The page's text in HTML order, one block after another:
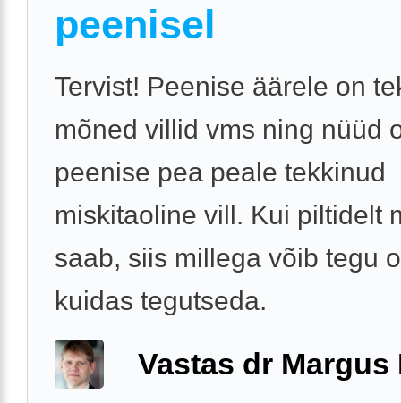
peenisel
Tervist! Peenise äärele on
mõned villid vms ning nüüd
peenise pea peale tekkinud
miskitaoline vill. Kui piltidelt
saab, siis millega võib tegu
kuidas tegutseda.
Vastas dr Margus